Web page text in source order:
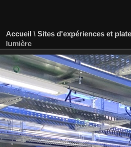
Accueil \ Sites d'expériences et
lumière